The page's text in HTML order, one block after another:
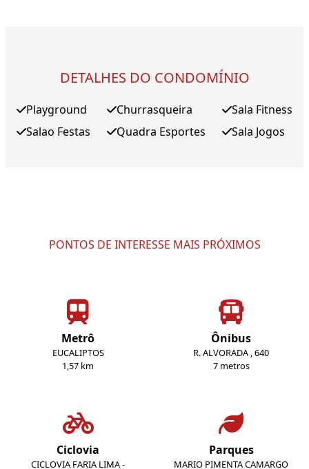
DETALHES DO CONDOMÍNIO
Playground
Salao Festas
Churrasqueira
Quadra Esportes
Sala Fitness
Sala Jogos
PONTOS DE INTERESSE MAIS PRÓXIMOS
Metrô
EUCALIPTOS
1,57 km
Ônibus
R. ALVORADA , 640
7 metros
Ciclovia
CICLOVIA FARIA LIMA -
Parques
MARIO PIMENTA CAMARGO